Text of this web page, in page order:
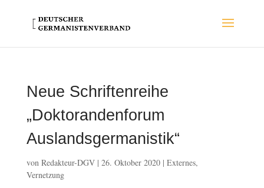
Neue Schriftenreihe
„Doktorandenforum
Auslandsgermanistik“
von Redakteur-DGV| 26. Oktober 2020| Externes,
Vernetzung